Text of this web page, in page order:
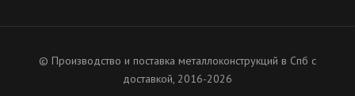
© Производство и поставка металлоконструкций в Спб с
доставкой, 2016-2026